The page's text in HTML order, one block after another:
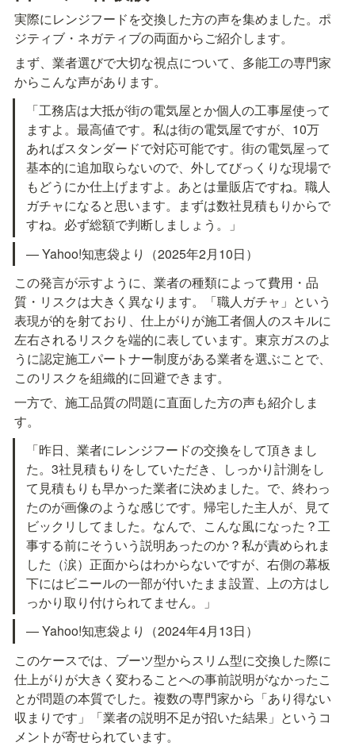
実際にレンジフードを交換した方の声を集めました。ポ
ジティブ・ネガティブの両面からご紹介します。
まず、業者選びで大切な視点について、多能工の専門家
からこんな声があります。
「工務店は大抵が街の電気屋とか個人の工事屋使って
ますよ。最高値です。私は街の電気屋ですが、10万
あればスタンダードで対応可能です。街の電気屋って
基本的に追加取らないので、外してびっくりな現場で
もどうにか仕上げますよ。あとは量販店ですね。職人
ガチャになると思います。まずは数社見積もりからで
すね。必ず総額で判断しましょう。」
— Yahoo!知恵袋より（2025年2月10日）
この発言が示すように、業者の種類によって費用・品
質・リスクは大きく異なります。「職人ガチャ」という
表現が的を射ており、仕上がりが施工者個人のスキルに
左右されるリスクを端的に表しています。東京ガスのよ
うに認定施工パートナー制度がある業者を選ぶことで、
このリスクを組織的に回避できます。
一方で、施工品質の問題に直面した方の声も紹介しま
す。
「昨日、業者にレンジフードの交換をして頂きまし
た。3社見積もりをしていただき、しっかり計測をし
て見積もりも早かった業者に決めました。で、終わっ
たのが画像のような感じです。帰宅した主人が、見て
ビックリしてました。なんで、こんな風になった？工
事する前にそういう説明あったのか？私が責められま
した（涙）正面からはわからないですが、右側の幕板
下にはビニールの一部が付いたまま設置、上の方はし
っかり取り付けられてません。」
— Yahoo!知恵袋より（2024年4月13日）
このケースでは、ブーツ型からスリム型に交換した際に
仕上がりが大きく変わることへの事前説明がなかったこ
とが問題の本質でした。複数の専門家から「あり得ない
収まりです」「業者の説明不足が招いた結果」というコ
メントが寄せられています。